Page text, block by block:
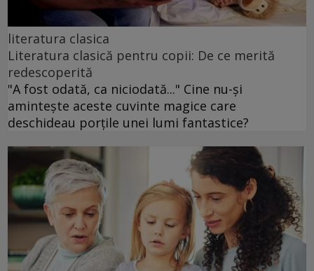
literatura clasica
Literatura clasică pentru copii: De ce merită
redescoperită
"A fost odată, ca niciodată..." Cine nu-și
amintește aceste cuvinte magice care
deschideau porțile unei lumi fantastice?